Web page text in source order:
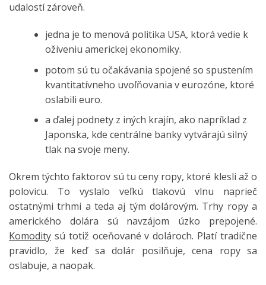
udalostí zároveň.
jedna je to menová politika USA, ktorá vedie k
oživeniu americkej ekonomiky.
potom sú tu očakávania spojené so spustením
kvantitatívneho uvoľňovania v eurozóne, ktoré
oslabili euro.
a ďalej podnety z iných krajín, ako napríklad z
Japonska, kde centrálne banky vytvárajú silný
tlak na svoje meny.
Okrem týchto faktorov sú tu ceny ropy, ktoré klesli až o
polovicu. To vyslalo veľkú tlakovú vlnu naprieč
ostatnými trhmi a teda aj tým dolárovým. Trhy ropy a
amerického dolára sú navzájom úzko prepojené.
Komodity sú totiž oceňované v dolároch. Platí tradične
pravidlo, že keď sa dolár posilňuje, cena ropy sa
oslabuje, a naopak.